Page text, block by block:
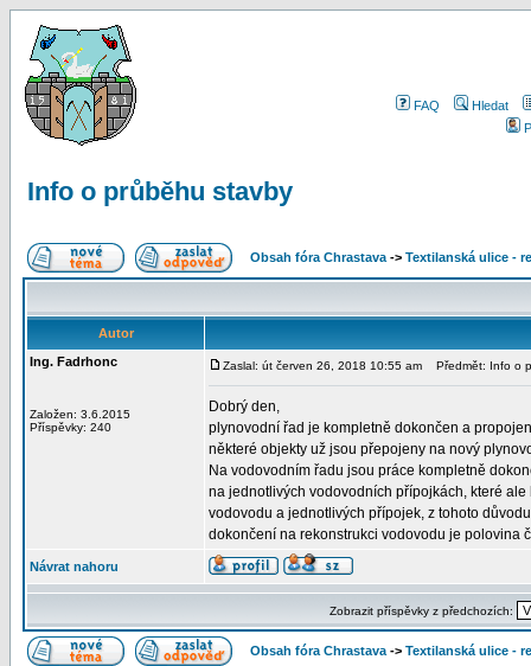
FAQ
Hledat
Info o průběhu stavby
Obsah fóra Chrastava -> Textilanská ulice -
Autor
Ing. Fadrhonc
Založen: 3.6.2015
Příspěvky: 240
Zaslal: út červen 26, 2018 10:55 am Předmět: Info o
Dobrý den,
plynovodní řad je kompletně dokončen a
některé objekty už jsou přepojeny na nový
Na vodovodním řadu jsou práce kompletně
na jednotlivých vodovodních přípojkách, které
vodovodu a jednotlivých přípojek, z tohoto
dokončení na rekonstrukci vodovodu je polovina
Návrat nahoru
Zobrazit příspěvky z předchozích:
Obsah fóra Chrastava -> Textilanská ulice -